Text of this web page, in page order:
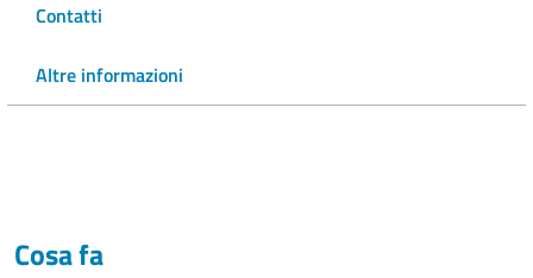
Contatti
Altre informazioni
Cosa fa